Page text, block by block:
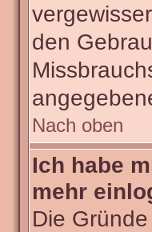
den
Nach oben
Ich habe
mehr
Die